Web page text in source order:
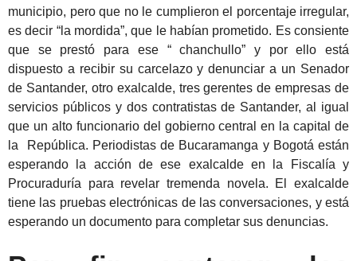
municipio, pero que no le cumplieron el porcentaje irregular,
es decir “la mordida”, que le habían prometido. Es consiente
que se prestó para ese “ chanchullo” y por ello está
dispuesto a recibir su carcelazo y denunciar a un Senador
de Santander, otro exalcalde, tres gerentes de empresas de
servicios públicos y dos contratistas de Santander, al igual
que un alto funcionario del gobierno central en la capital de
la República. Periodistas de Bucaramanga y Bogotá están
esperando la acción de ese exalcalde en la Fiscalía y
Procuraduría para revelar tremenda novela. El exalcalde
tiene las pruebas electrónicas de las conversaciones, y está
esperando un documento para completar sus denuncias.